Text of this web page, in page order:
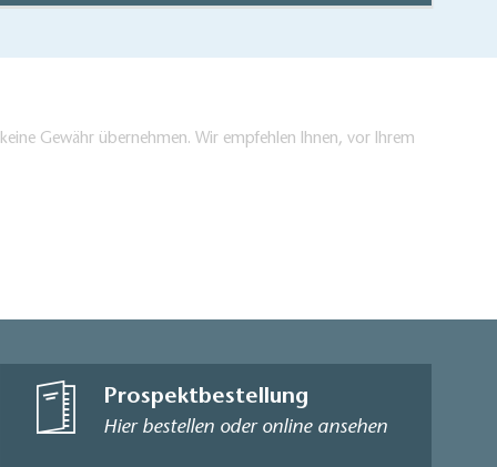
Gewähr übernehmen. Wir empfehlen Ihnen, vor Ihrem
Prospektbestellung
Hier bestellen oder online ansehen